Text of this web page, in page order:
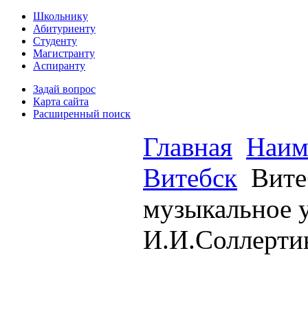
Школьнику
Абитуриенту
Студенту
Магистранту
Аспиранту
Задай вопрос
Карта сайта
Расширенный поиск
Главная
Витебск
музыкальное